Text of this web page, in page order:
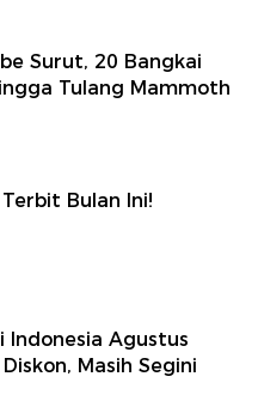
Surut, 20 Bangkai
Tulang Mammoth
Bulan Ini!
Indonesia Agustus
Masih Segini